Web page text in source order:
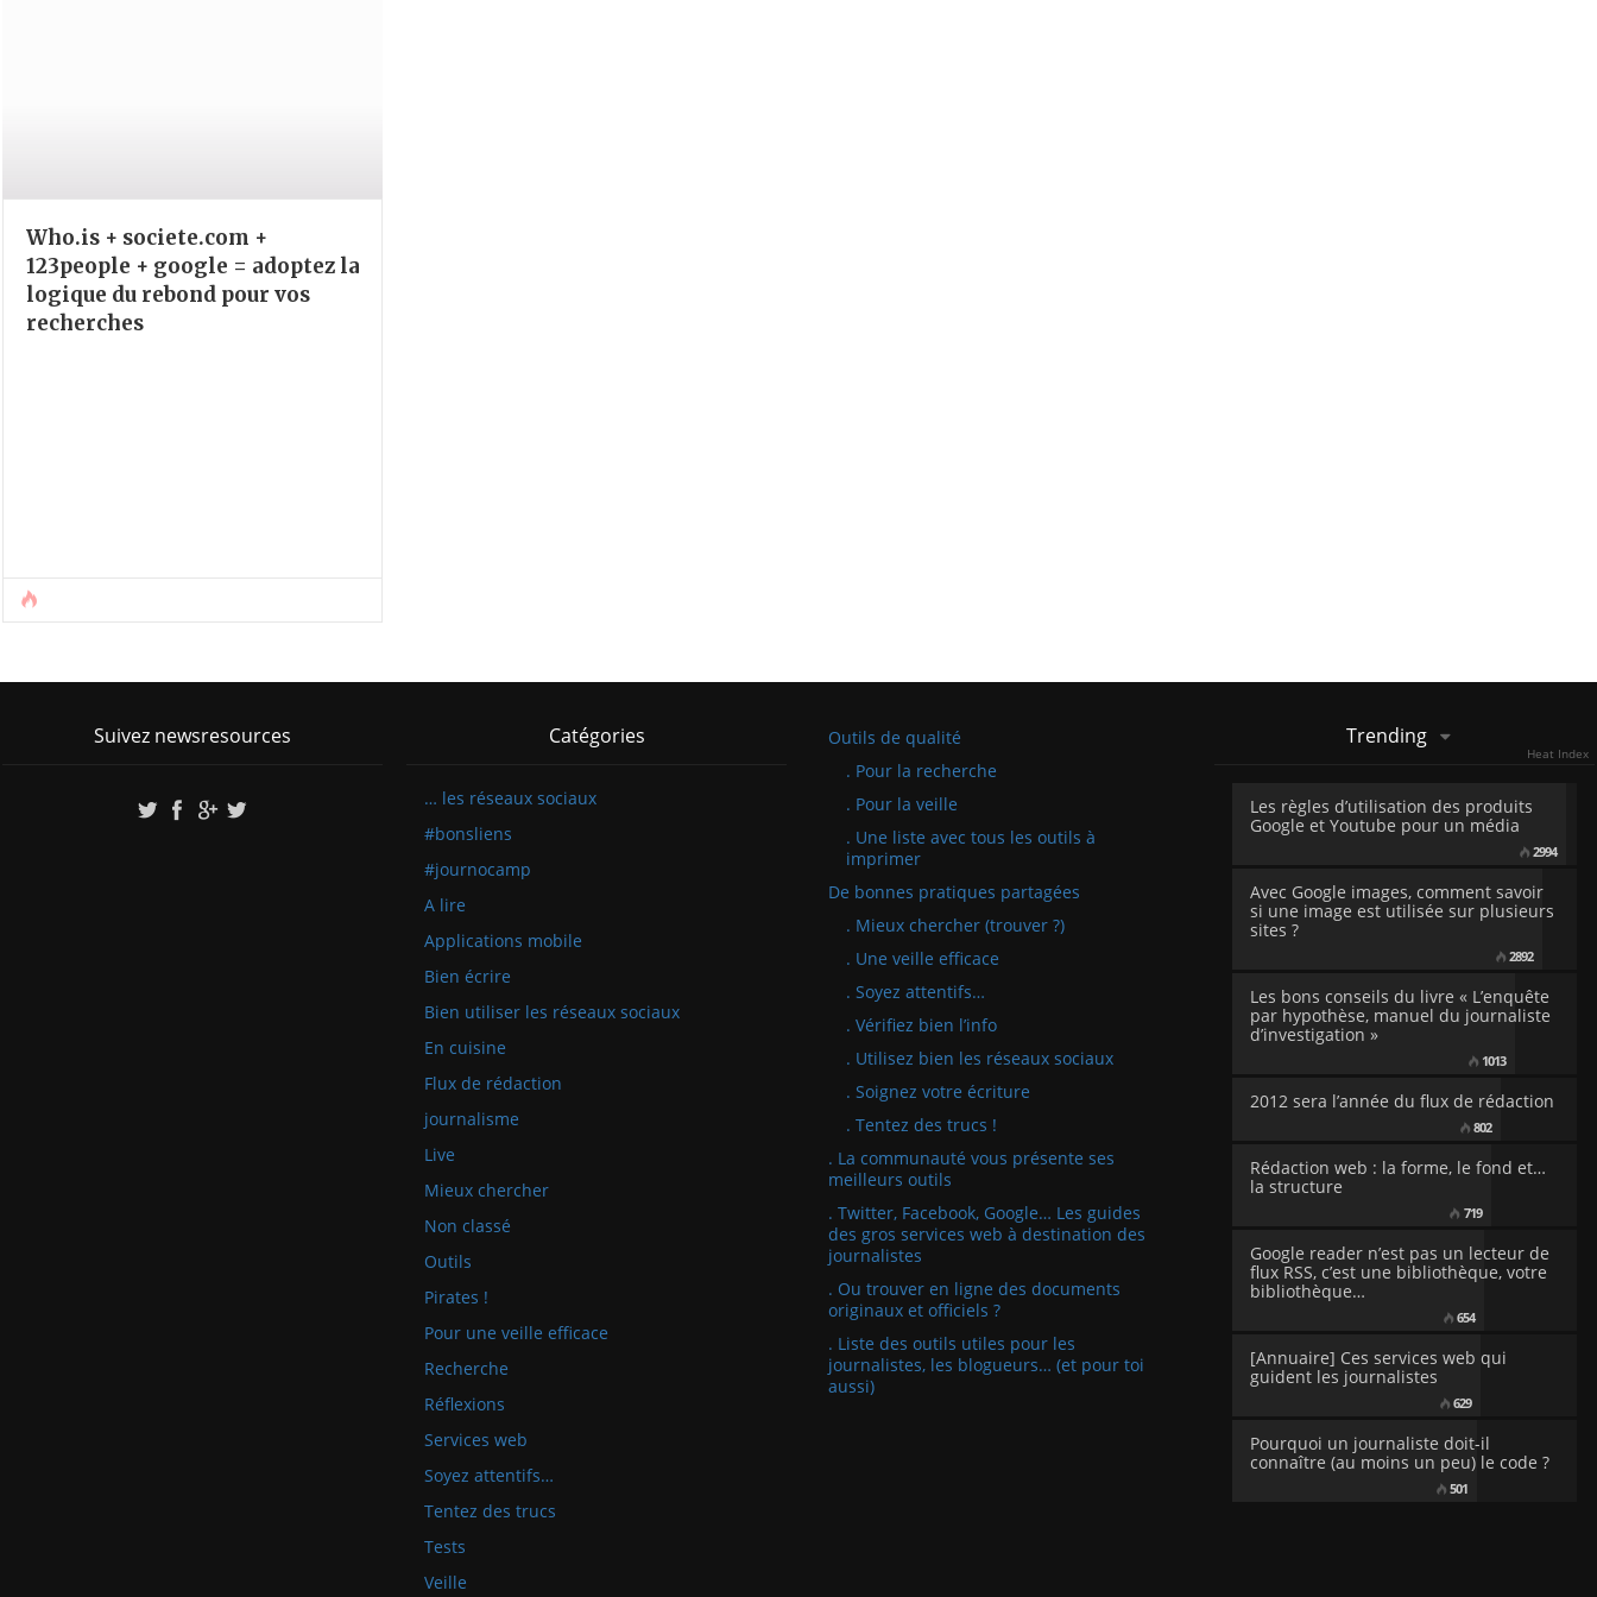
Who.is + societe.com +
123people + google = adoptez la
logique du rebond pour vos
recherches
Suivez newsresources Catégories
… les réseaux sociaux
#bonsliens
#journocamp
A lire
Applications mobile
Bien écrire
Bien utiliser les réseaux sociaux
En cuisine
Flux de rédaction
journalisme
Live
Mieux chercher
Non classé
Outils
Pirates !
Pour une veille efficace
Recherche
Réflexions
Services web
Soyez attentifs…
Tentez des trucs
Tests
Veille
Outils de qualité
. Pour la recherche
. Pour la veille
. Une liste avec tous les outils à
imprimer
De bonnes pratiques partagées
. Mieux chercher (trouver ?)
. Une veille efficace
. Soyez attentifs…
. Vérifiez bien l’info
. Utilisez bien les réseaux sociaux
. Soignez votre écriture
. Tentez des trucs !
. La communauté vous présente ses
meilleurs outils
. Twitter, Facebook, Google… Les guides
des gros services web à destination des
journalistes
. Ou trouver en ligne des documents
originaux et officiels ?
. Liste des outils utiles pour les
journalistes, les blogueurs… (et pour toi
aussi)
Trending
Heat Index
Les règles d’utilisation des produits
Google et Youtube pour un média
2994
Avec Google images, comment savoir
si une image est utilisée sur plusieurs
sites ?
2892
Les bons conseils du livre « L’enquête
par hypothèse, manuel du journaliste
d’investigation »
1013
2012 sera l’année du flux de rédaction
802
Rédaction web : la forme, le fond et…
la structure
719
Google reader n’est pas un lecteur de
flux RSS, c’est une bibliothèque, votre
bibliothèque…
654
[Annuaire] Ces services web qui
guident les journalistes
629
Pourquoi un journaliste doit-il
connaître (au moins un peu) le code ?
501